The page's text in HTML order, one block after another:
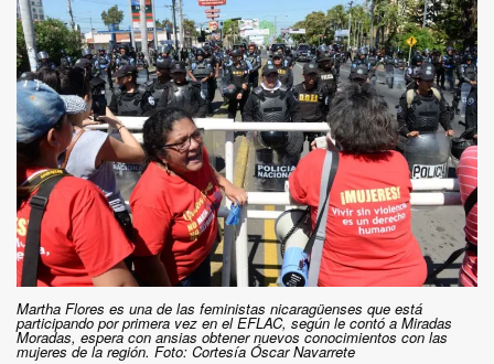
Martha Flores es una de las feministas nicaragüenses que está
participando por primera vez en el EFLAC, según le contó a Miradas
Moradas, espera con ansias obtener nuevos conocimientos con las
mujeres de la región. Foto: Cortesía Óscar Navarrete